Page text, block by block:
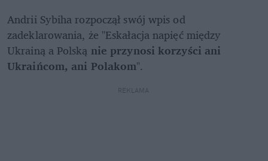
Andrii Sybiha rozpoczął swój wpis od
zadeklarowania, że "Eskałacja napięć między
Ukrainą a Polską nie przynosi korzyści ani
Ukraińcom, ani Polakom".
REKLAMA